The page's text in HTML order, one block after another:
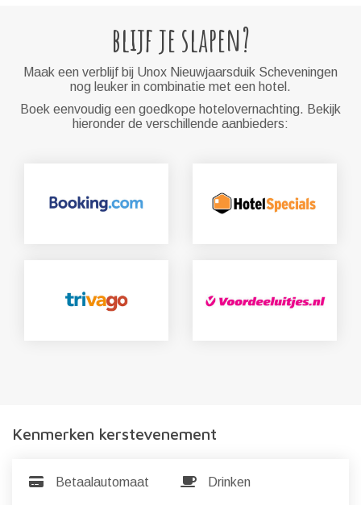
blijf je slapen?
Maak een verblijf bij Unox Nieuwjaarsduik Scheveningen
nog leuker in combinatie met een hotel.
Boek eenvoudig een goedkope hotelovernachting. Bekijk
hieronder de verschillende aanbieders:
Kenmerken kerstevenement
Betaalautomaat Drinken